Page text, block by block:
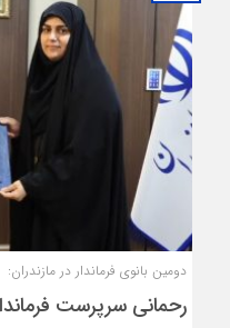
دومین بانوی فرماندار در مازندران:
رحمانی سرپرست